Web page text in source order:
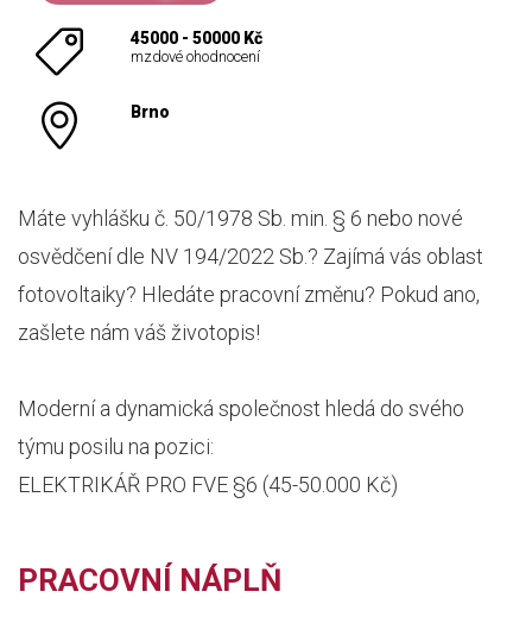
45000 - 50000 Kč
mzdové ohodnocení
Brno
Máte vyhlášku č. 50/1978 Sb. min. § 6 nebo nové
osvědčení dle NV 194/2022 Sb.? Zajímá vás oblast
fotovoltaiky? Hledáte pracovní změnu? Pokud ano,
zašlete nám váš životopis!
Moderní a dynamická společnost hledá do svého
týmu posilu na pozici:
ELEKTRIKÁŘ PRO FVE §6 (45-50.000 Kč)
PRACOVNÍ NÁPLŇ